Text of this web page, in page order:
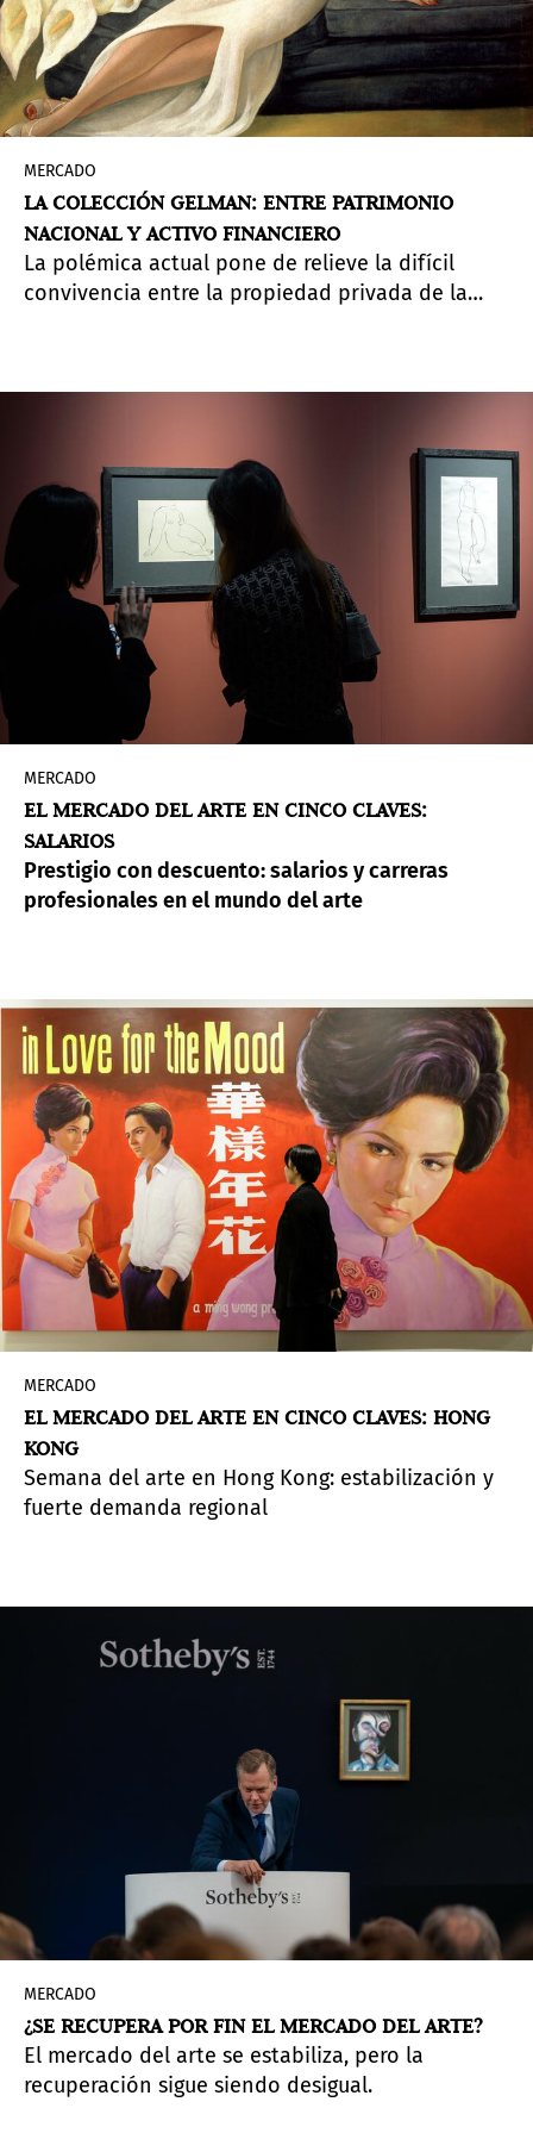
MERCADO
LA COLECCIÓN GELMAN: ENTRE PATRIMONIO
NACIONAL Y ACTIVO FINANCIERO
La polémica actual pone de relieve la difícil
convivencia entre la propiedad privada de la
MERCADO
EL MERCADO DEL ARTE EN CINCO CLAVES:
SALARIOS
Prestigio con descuento: salarios y carreras
profesionales en el mundo del arte
MERCADO
EL MERCADO DEL ARTE EN CINCO CLAVES: HONG
KONG
Semana del arte en Hong Kong: estabilización y
fuerte demanda regional
MERCADO
¿SE RECUPERA POR FIN EL MERCADO DEL ARTE?
El mercado del arte se estabiliza, pero la
recuperación sigue siendo desigual.